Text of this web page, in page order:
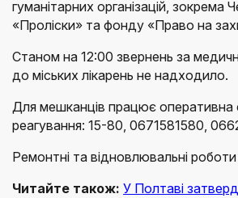
гуманітарних організацій, зокрема
«Проліски» та фонду «Право на
Станом на 12:00 звернень за
до міських лікарень не надходило.
Для мешканців працює
реагування: 15-80, 0671581580,
Ремонтні та відновлювальні
Читайте також: У Полтаві